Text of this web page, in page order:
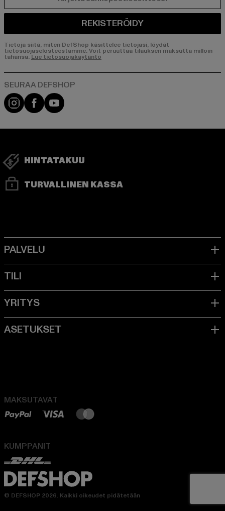
REKISTERÖIDY
Tietoja siitä, miten DefShop käsittelee tietojasi, löydät
tietosuojaselosteestamme. Voit peruuttaa tilauksen maksutta milloin
tahansa. Lue tietosuojakäytäntö
Visit our Instagram page:
Visit our Facebook page:
Visit our YouTube channel:
HINTATAKUU
TURVALLINEN KASSA
MAKSUTAVAT
KUMPPANIT
© DEFSHOP 2026. Kaikki oikeudet pidätetään